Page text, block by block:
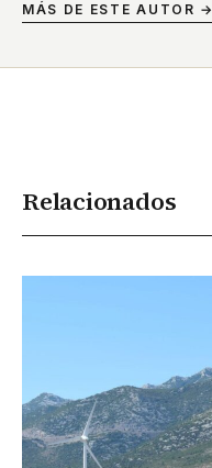
MÁS DE ESTE AUTOR →
Relacionados